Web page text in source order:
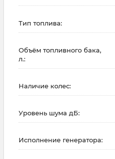
Тип топлива:
Объём топливного бака,
л.:
Наличие колес:
Уровень шума дБ:
Исполнение генератора: